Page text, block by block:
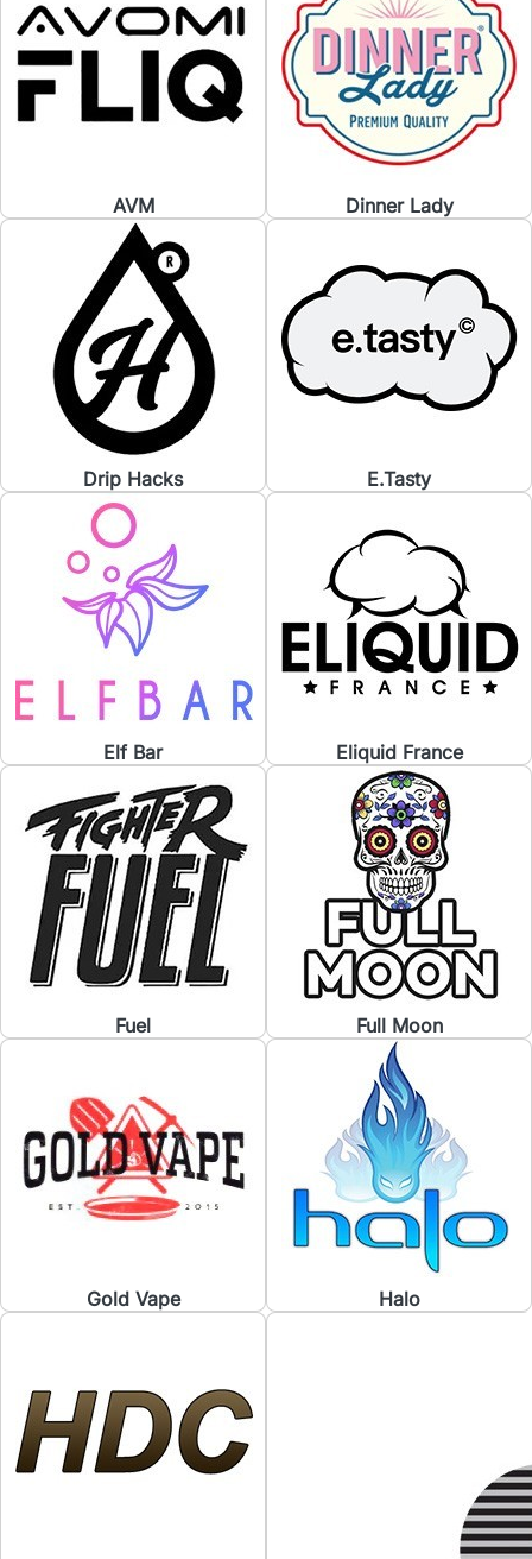
AVM Dinner Lady
Drip Hacks E.Tasty
Elf Bar Eliquid France
Fuel Full Moon
Gold Vape Halo